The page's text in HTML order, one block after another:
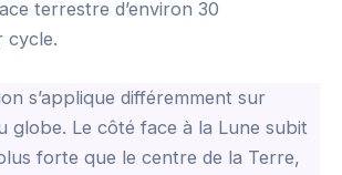
terrestre d’environ 30
cycle.
s’applique différemment sur
globe. Le côté face à la Lune subit
forte que le centre de la Terre,